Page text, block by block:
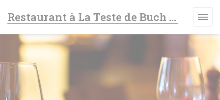
Restaurant à La Teste de Buch - Le fer à cheval